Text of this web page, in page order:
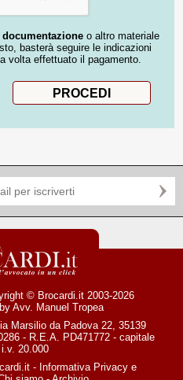
documentazione o altro materiale
basterà seguire le indicazioni
volta effettuato il pagamento.
© Brocardi.it 2003-2026
Avv. Manuel Tropea
Marsilio da Padova 22, 35139
- R.E.A. PD471772 - capitale
20.000
- Informativa Privacye